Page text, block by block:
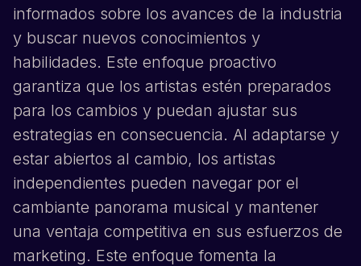
informados sobre los avances de la industria
y buscar nuevos conocimientos y
habilidades. Este enfoque proactivo
garantiza que los artistas estén preparados
para los cambios y puedan ajustar sus
estrategias en consecuencia. Al adaptarse y
estar abiertos al cambio, los artistas
independientes pueden navegar por el
cambiante panorama musical y mantener
una ventaja competitiva en sus esfuerzos de
marketing. Este enfoque fomenta la